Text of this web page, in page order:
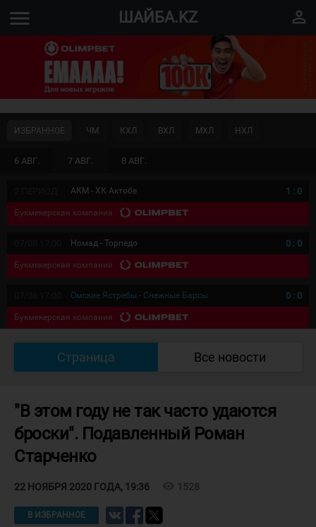
menu ШАЙБА.KZ perm_identity
6 АВГ. 7 АВГ. 8 АВГ.
ИЗБРАННОЕ ЧМ КХЛ ВХЛ МХЛ НХЛ
АКМ - ХК Актобе 1 : 0
Букмекерская компания
Номад - Торпедо 0 : 0
Букмекерская компания
Омские Ястребы - Снежные Барсы 0 : 0
Букмекерская компания
Букмекерская компания
Страница Все новости
"В этом году не так часто удаются
броски". Подавленный Роман
Старченко
22 НОЯБРЯ 2020 ГОДА, 19:36 1528
В ИЗБРАННОЕ